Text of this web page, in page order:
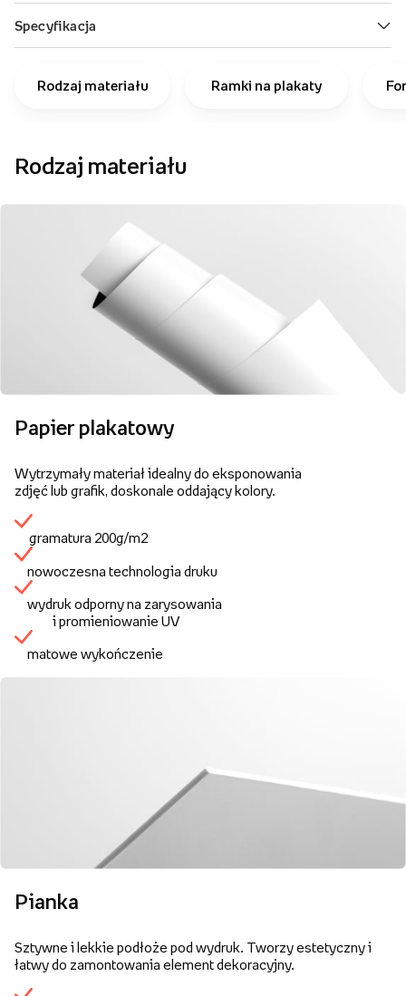
Rodzaj materiału Ramki na plakaty
Rodzaj materiału
Papier plakatowy
Wytrzymały materiał idealny do eksponowania
zdjęć lub grafik, doskonale oddający kolory.
gramatura 200g/m2
nowoczesna technologia druku
wydruk odporny na zarysowania
i promieniowanie UV
matowe wykończenie
Pianka
Sztywne i lekkie podłoże pod wydruk. Tworzy estetyczny i
łatwy do zamontowania element dekoracyjny.